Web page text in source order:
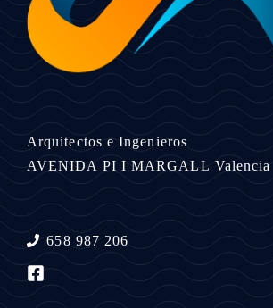
Arquitectos e Ingenieros
AVENIDA PI I MARGALL Valencia
658 987 206